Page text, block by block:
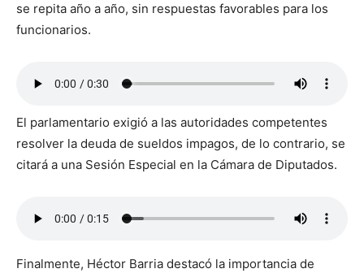
se repita año a año, sin respuestas favorables para los
funcionarios.
El parlamentario exigió a las autoridades competentes
resolver la deuda de sueldos impagos, de lo contrario, se
citará a una Sesión Especial en la Cámara de Diputados.
Finalmente, Héctor Barria destacó la importancia de